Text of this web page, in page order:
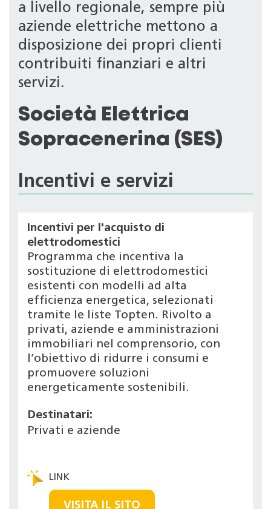
a livello regionale, sempre più
aziende elettriche mettono a
disposizione dei propri clienti
contribuiti finanziari e altri
servizi.
Società Elettrica
Sopracenerina (SES)
Incentivi e servizi
Incentivi per l'acquisto di
elettrodomestici
Programma che incentiva la
sostituzione di elettrodomestici
esistenti con modelli ad alta
efficienza energetica, selezionati
tramite le liste Topten. Rivolto a
privati, aziende e amministrazioni
immobiliari nel comprensorio, con
l’obiettivo di ridurre i consumi e
promuovere soluzioni
energeticamente sostenibili.
Destinatari:
Privati e aziende
VISITA IL SITO